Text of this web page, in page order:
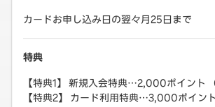
カードお申し込み日の翌々月25日まで
特典
【特典1】 新規入会特典…2,000ポイント
【特典2】 カード利用特典…3,000ポイン